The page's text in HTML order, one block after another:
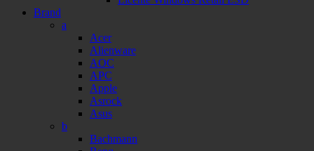
Brand
a
Acer
Alienware
AOC
APC
Apple
Asrock
Asus
b
Bachmann